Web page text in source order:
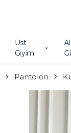
Üst
Giyim
Pantolon